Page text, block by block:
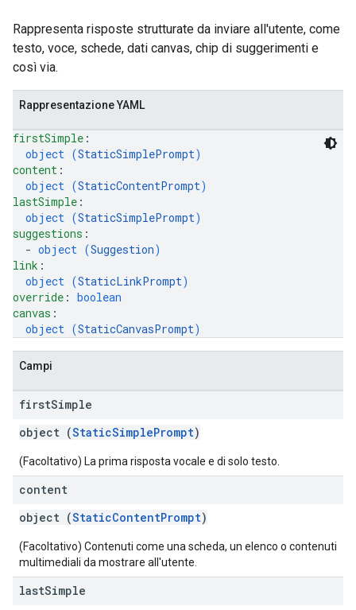
Rappresenta risposte strutturate da inviare all'utente, come
testo, voce, schede, dati canvas, chip di suggerimenti e
così via.
Rappresentazione YAML
firstSimple :
object (StaticSimplePrompt)
content :
object (StaticContentPrompt)
lastSimple :
object (StaticSimplePrompt)
suggestions :
  -
object (Suggestion)
link :
object (StaticLinkPrompt)
override : boolean
canvas :
object (StaticCanvasPrompt)
Campi
firstSimple
object (StaticSimplePrompt)
(Facoltativo) La prima risposta vocale e di solo testo.
content
object (StaticContentPrompt)
(Facoltativo) Contenuti come una scheda, un elenco o contenuti
multimediali da mostrare all'utente.
lastSimple